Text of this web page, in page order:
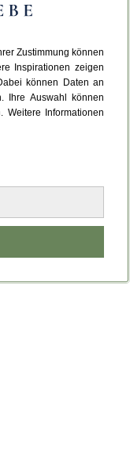
Zustimmung können
Inspirationen zeigen
können Daten an
Ihre Auswahl können
Weitere Informationen
aufgetreten.
neu.